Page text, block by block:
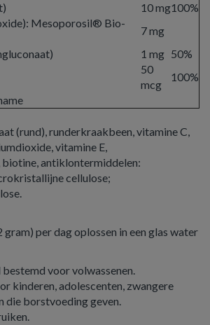
10 mg100%
Mesoporosil® Bio-
7 mg
1 mg 50%
50
mcg
100%
(rund), runderkraakbeen, vitamine C,
vitamine E,
biotine, antiklontermiddelen:
cellulose;
gram) per dag oplossen in een glas water
voor volwassenen.
kinderen, adolescenten, zwangere
die borstvoeding geven.